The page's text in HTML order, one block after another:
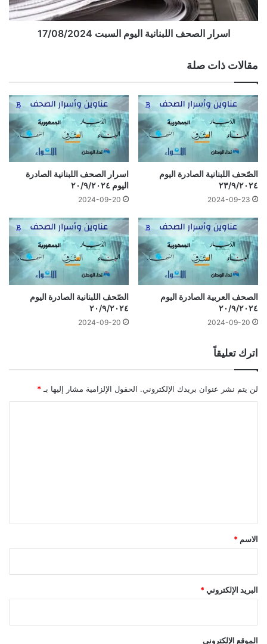
اسرار الصحف اللبنانية اليوم السبت 17/08/2024
مقالات ذات صلة
الصّحف اللبنانية الصادرة اليوم
٢٣/٩/٢٠٢٤
2024-09-23
اسرار الصحف اللبنانية الصادرة
اليوم ٢٠/٩/٢٠٢٤
2024-09-20
الصحف العربية الصادرة اليوم
٢٠/٩/٢٠٢٤
2024-09-20
الصّحف اللبنانية الصادرة اليوم
٢٠/٩/٢٠٢٤
2024-09-20
اترك تعليقاً
لن يتم نشر عنوان بريدك الإلكتروني. الحقول الإلزامية مشار إليها بـ*
*
الاسم *
البريد الإلكتروني*
الموقع الإلكتروني